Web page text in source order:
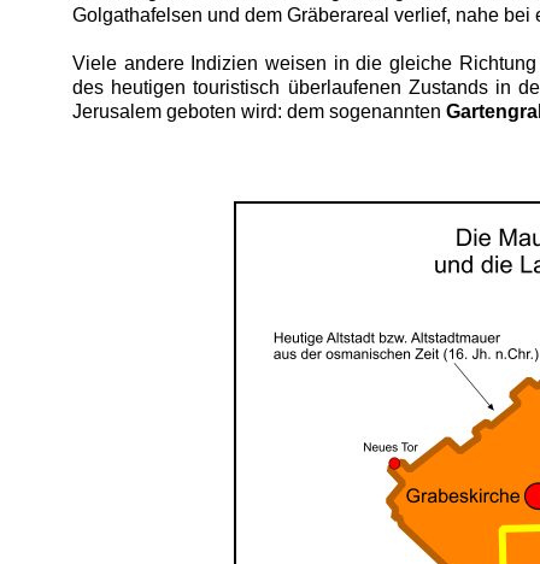
Golgathafelsen und dem Gräberareal verlief, nahe bei
Viele andere Indizien weisen in die gleiche
des heutigen touristisch überlaufenen Zustands in
Jerusalem geboten wird: dem sogenannten